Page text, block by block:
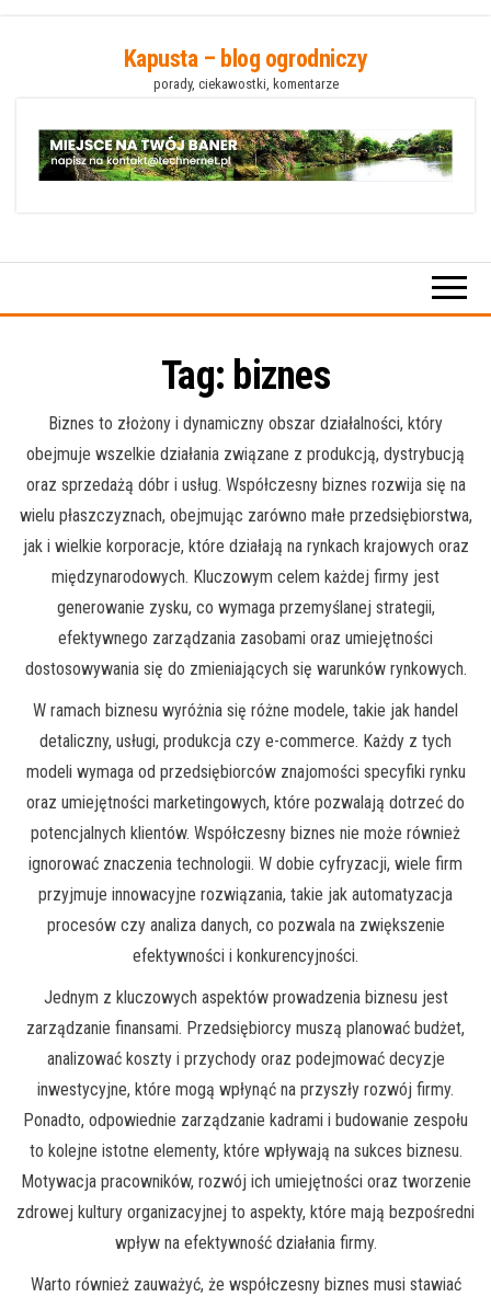
Kapusta – blog ogrodniczy
porady, ciekawostki, komentarze
Tag: biznes
Biznes to złożony i dynamiczny obszar działalności, który
obejmuje wszelkie działania związane z produkcją, dystrybucją
oraz sprzedażą dóbr i usług. Współczesny biznes rozwija się na
wielu płaszczyznach, obejmując zarówno małe przedsiębiorstwa,
jak i wielkie korporacje, które działają na rynkach krajowych oraz
międzynarodowych. Kluczowym celem każdej firmy jest
generowanie zysku, co wymaga przemyślanej strategii,
efektywnego zarządzania zasobami oraz umiejętności
dostosowywania się do zmieniających się warunków rynkowych.
W ramach biznesu wyróżnia się różne modele, takie jak handel
detaliczny, usługi, produkcja czy e-commerce. Każdy z tych
modeli wymaga od przedsiębiorców znajomości specyfiki rynku
oraz umiejętności marketingowych, które pozwalają dotrzeć do
potencjalnych klientów. Współczesny biznes nie może również
ignorować znaczenia technologii. W dobie cyfryzacji, wiele firm
przyjmuje innowacyjne rozwiązania, takie jak automatyzacja
procesów czy analiza danych, co pozwala na zwiększenie
efektywności i konkurencyjności.
Jednym z kluczowych aspektów prowadzenia biznesu jest
zarządzanie finansami. Przedsiębiorcy muszą planować budżet,
analizować koszty i przychody oraz podejmować decyzje
inwestycyjne, które mogą wpłynąć na przyszły rozwój firmy.
Ponadto, odpowiednie zarządzanie kadrami i budowanie zespołu
to kolejne istotne elementy, które wpływają na sukces biznesu.
Motywacja pracowników, rozwój ich umiejętności oraz tworzenie
zdrowej kultury organizacyjnej to aspekty, które mają bezpośredni
wpływ na efektywność działania firmy.
Warto również zauważyć, że współczesny biznes musi stawiać